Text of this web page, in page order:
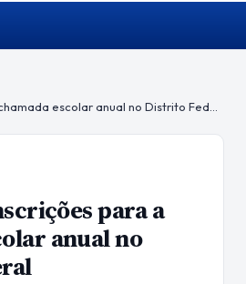
para a
anual no